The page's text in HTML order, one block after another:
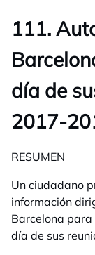
111.
día de
2017-
RESUMEN
Un ciudadano
información
Barcelona
día de sus